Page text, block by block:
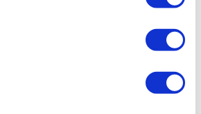
en plattegrond van de camper zijn
bezetting voldoende comfortabel is.
kunnen in werkelijkheid afwijken van